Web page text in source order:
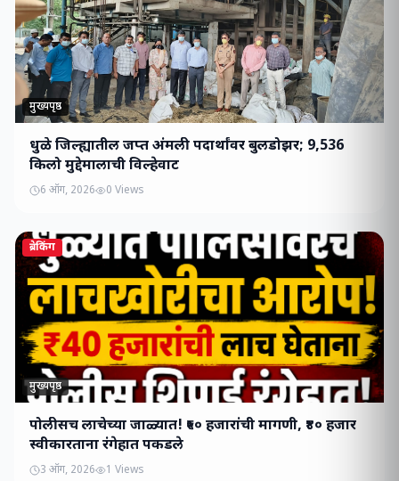
मुख्यपृष्ठ
धुळे जिल्ह्यातील जप्त अंमली पदार्थांवर बुलडोझर; 9,536
किलो मुद्देमालाची विल्हेवाट
6 ऑग, 2026 0 Views
ब्रेकिंग
मुख्यपृष्ठ
पोलीसच लाचेच्या जाळ्यात! ₹५० हजारांची मागणी, ₹४० हजार
स्वीकारताना रंगेहात पकडले
3 ऑग, 2026 1 Views